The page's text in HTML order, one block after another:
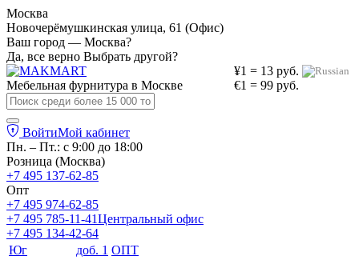
Москва
Новочерёмушкинская улица, 61 (Офис)
Ваш город — Москва?
Да, все верно Выбрать другой?
¥1 = 13 руб.
€1 = 99 руб.
Мебельная фурнитура в Москве
ВойтиМой кабинет
Пн. – Пт.: с 9:00 до 18:00
Розница (Москва)
+7 495 137-62-85
Опт
+7 495 974-62-85
+7 495 785-11-41Центральный офис
+7 495 134-42-64
Юг
доб. 1 ОПТ